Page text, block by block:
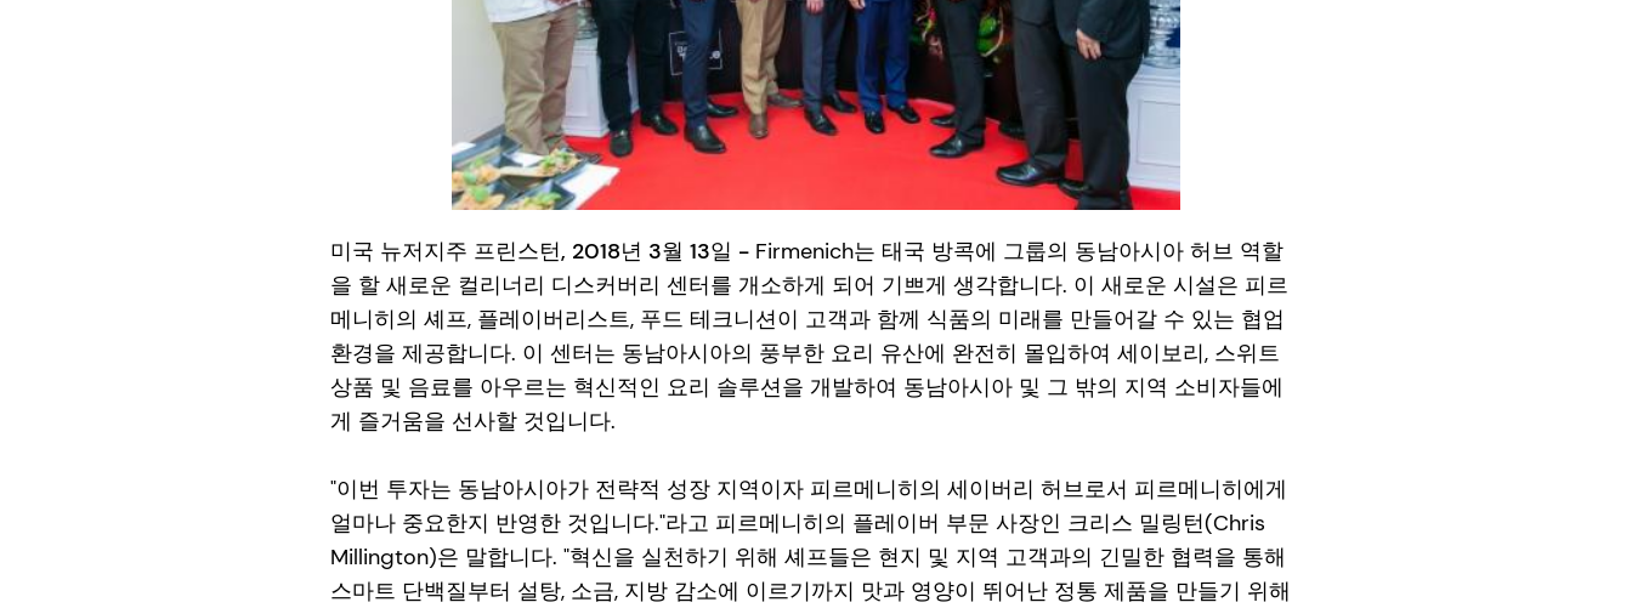
미국 뉴저지주 프린스턴, 2018년 3월 13일 - Firmenich는 태국 방콕에 그룹의 동남아시아 허브 역할
을 할 새로운 컬리너리 디스커버리 센터를 개소하게 되어 기쁘게 생각합니다. 이 새로운 시설은 피르
메니히의 셰프, 플레이버리스트, 푸드 테크니션이 고객과 함께 식품의 미래를 만들어갈 수 있는 협업
환경을 제공합니다. 이 센터는 동남아시아의 풍부한 요리 유산에 완전히 몰입하여 세이보리, 스위트
상품 및 음료를 아우르는 혁신적인 요리 솔루션을 개발하여 동남아시아 및 그 밖의 지역 소비자들에
게 즐거움을 선사할 것입니다.
"이번 투자는 동남아시아가 전략적 성장 지역이자 피르메니히의 세이버리 허브로서 피르메니히에게
얼마나 중요한지 반영한 것입니다."라고 피르메니히의 플레이버 부문 사장인 크리스 밀링턴(Chris
Millington)은 말합니다. "혁신을 실천하기 위해 셰프들은 현지 및 지역 고객과의 긴밀한 협력을 통해
스마트 단백질부터 설탕, 소금, 지방 감소에 이르기까지 맛과 영양이 뛰어난 정통 제품을 만들기 위해